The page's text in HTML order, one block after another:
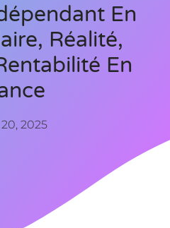
En
Réalité,
En
2025